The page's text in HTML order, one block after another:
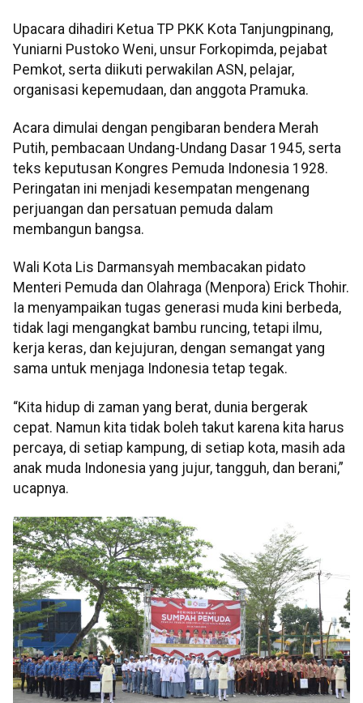
Upacara dihadiri Ketua TP PKK Kota Tanjungpinang,
Yuniarni Pustoko Weni, unsur Forkopimda, pejabat
Pemkot, serta diikuti perwakilan ASN, pelajar,
organisasi kepemudaan, dan anggota Pramuka.
Acara dimulai dengan pengibaran bendera Merah
Putih, pembacaan Undang-Undang Dasar 1945, serta
teks keputusan Kongres Pemuda Indonesia 1928.
Peringatan ini menjadi kesempatan mengenang
perjuangan dan persatuan pemuda dalam
membangun bangsa.
Wali Kota Lis Darmansyah membacakan pidato
Menteri Pemuda dan Olahraga (Menpora) Erick Thohir.
Ia menyampaikan tugas generasi muda kini berbeda,
tidak lagi mengangkat bambu runcing, tetapi ilmu,
kerja keras, dan kejujuran, dengan semangat yang
sama untuk menjaga Indonesia tetap tegak.
“Kita hidup di zaman yang berat, dunia bergerak
cepat. Namun kita tidak boleh takut karena kita harus
percaya, di setiap kampung, di setiap kota, masih ada
anak muda Indonesia yang jujur, tangguh, dan berani,”
ucapnya.